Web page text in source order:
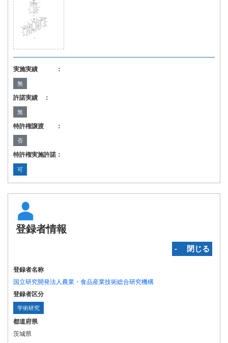
実施実績 ：
無
許諾実績 ：
無
特許権譲渡 ：
否
特許権実施許諾：
可
登録者情報
‐ 閉じる
登録者名称
国立研究開発法人農業・食品産業技術総合研究機構
登録者区分
学術研究
都道府県
茨城県